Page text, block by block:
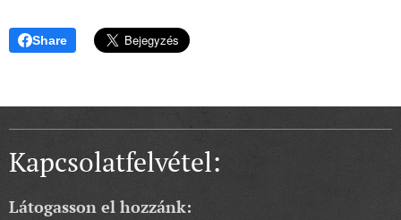
Share
Kapcsolatfelvétel:
Látogasson el hozzánk: